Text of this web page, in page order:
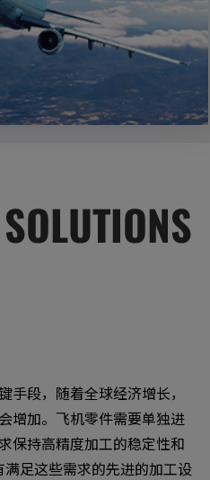
手段，随着全球经济增长，
增加。 飞机零件需要单独进
保持高精度加工的稳定性和
满足这些需求的先进的加工设